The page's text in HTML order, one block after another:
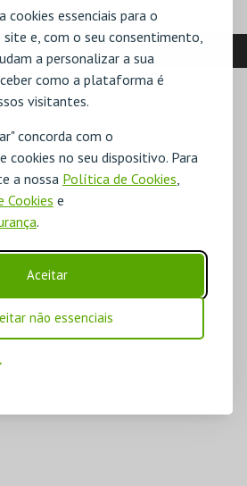
essenciais para o
e, com o seu consentimento,
a personalizar a sua
como a plataforma é
visitantes.
concorda com o
cookies no seu dispositivo. Para
a nossa Política de Cookies,
Cookies e
.
Aceitar
não essenciais
- Olhão